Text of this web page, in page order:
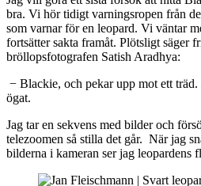
bra. Vi hör tidigt varningsropen från
som varnar för en leopard. Vi väntar
fortsätter sakta framåt. Plötsligt säger
bröllopsfotografen Satish Aradhya:
− Blackie, och pekar upp mot ett träd.
ögat.
Jag tar en sekvens med bilder och
telezoomen så stilla det går. När jag
bilderna i kameran ser jag leopardens